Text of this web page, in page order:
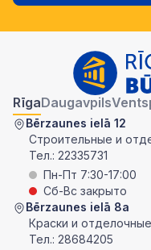
RīgaDaugavpils
Bērzaunes ielā 12
Строительные и
Тел.: 22335731
Пн-Пт 7:30-17:00
Сб-Вс закрыто
Bērzaunes ielā 8a
Краски и
Тел.: 28684205